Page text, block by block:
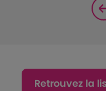
Retrouvez la